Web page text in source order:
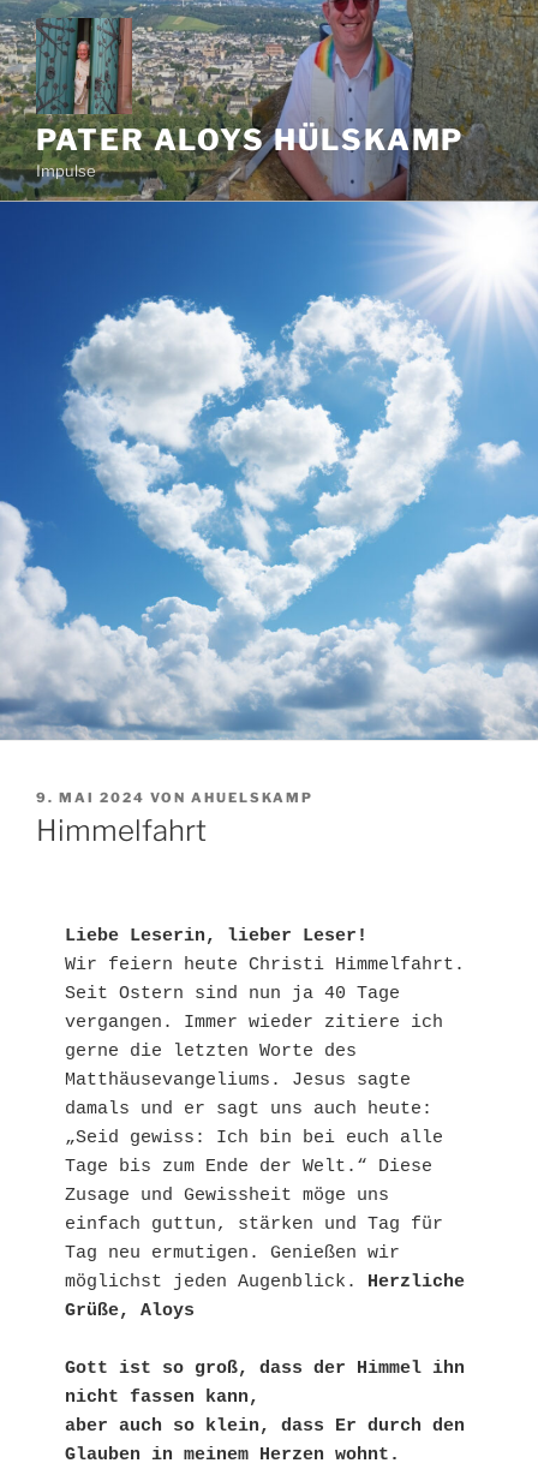
Zum
Inhalt
springen
PATER ALOYS HÜLSKAMP
Impulse
VERÖFFENTLICHT
AM
9. MAI 2024 VON AHUELSKAMP
Himmelfahrt
Liebe Leserin, lieber Leser!
Wir feiern heute Christi Himmelfahrt.
Seit Ostern sind nun ja 40 Tage
vergangen. Immer wieder zitiere ich
gerne die letzten Worte des
Matthäusevangeliums. Jesus sagte
damals und er sagt uns auch heute:
„Seid gewiss: Ich bin bei euch alle
Tage bis zum Ende der Welt.“ Diese
Zusage und Gewissheit möge uns
einfach guttun, stärken und Tag für
Tag neu ermutigen. Genießen wir
möglichst jeden Augenblick. Herzliche
Grüße, Aloys
Gott ist so groß, dass der Himmel ihn
nicht fassen kann,
aber auch so klein, dass Er durch den
Glauben in meinem Herzen wohnt.